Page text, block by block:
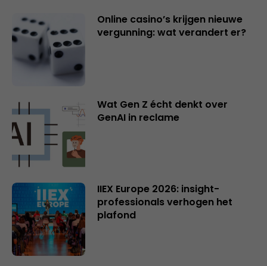
Online casino’s krijgen nieuwe
vergunning: wat verandert er?
Wat Gen Z écht denkt over
GenAI in reclame
IIEX Europe 2026: insight-
professionals verhogen het
plafond